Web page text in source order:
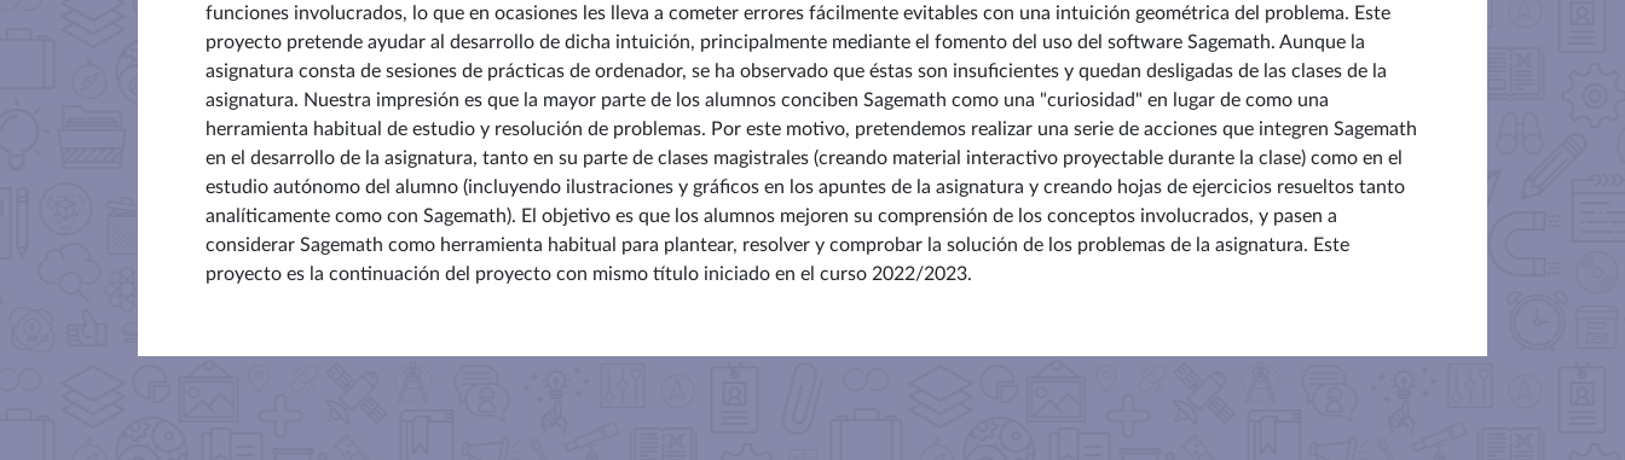
funciones involucrados, lo que en ocasiones les lleva a cometer errores fácilmente evitables con una intuición geométrica del problema. Este
proyecto pretende ayudar al desarrollo de dicha intuición, principalmente mediante el fomento del uso del software Sagemath. Aunque la
asignatura consta de sesiones de prácticas de ordenador, se ha observado que éstas son insuficientes y quedan desligadas de las clases de la
asignatura. Nuestra impresión es que la mayor parte de los alumnos conciben Sagemath como una "curiosidad" en lugar de como una
herramienta habitual de estudio y resolución de problemas. Por este motivo, pretendemos realizar una serie de acciones que integren Sagemath
en el desarrollo de la asignatura, tanto en su parte de clases magistrales (creando material interactivo proyectable durante la clase) como en el
estudio autónomo del alumno (incluyendo ilustraciones y gráficos en los apuntes de la asignatura y creando hojas de ejercicios resueltos tanto
analíticamente como con Sagemath). El objetivo es que los alumnos mejoren su comprensión de los conceptos involucrados, y pasen a
considerar Sagemath como herramienta habitual para plantear, resolver y comprobar la solución de los problemas de la asignatura. Este
proyecto es la continuación del proyecto con mismo título iniciado en el curso 2022/2023.